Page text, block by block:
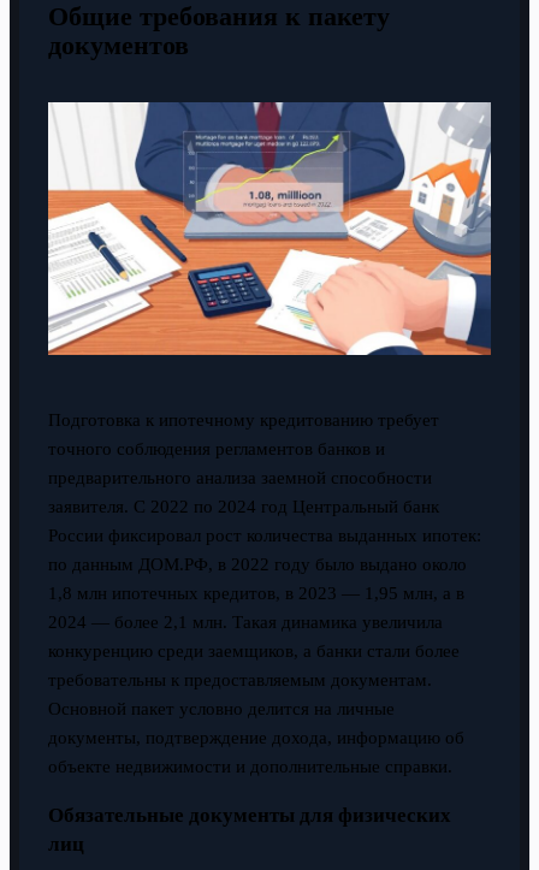
Общие требования к пакету
документов
Подготовка к ипотечному кредитованию требует
точного соблюдения регламентов банков и
предварительного анализа заемной способности
заявителя. С 2022 по 2024 год Центральный банк
России фиксировал рост количества выданных ипотек:
по данным ДОМ.РФ, в 2022 году было выдано около
1,8 млн ипотечных кредитов, в 2023 — 1,95 млн, а в
2024 — более 2,1 млн. Такая динамика увеличила
конкуренцию среди заемщиков, а банки стали более
требовательны к предоставляемым документам.
Основной пакет условно делится на личные
документы, подтверждение дохода, информацию об
объекте недвижимости и дополнительные справки.
Обязательные документы для физических
лиц